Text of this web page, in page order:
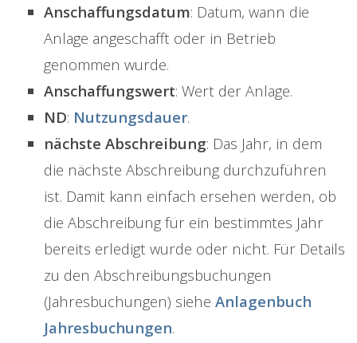
Anschaffungsdatum: Datum, wann die
Anlage angeschafft oder in Betrieb
genommen wurde.
Anschaffungswert: Wert der Anlage.
ND: Nutzungsdauer.
nächste Abschreibung: Das Jahr, in dem
die nächste Abschreibung durchzuführen
ist. Damit kann einfach ersehen werden, ob
die Abschreibung für ein bestimmtes Jahr
bereits erledigt wurde oder nicht. Für Details
zu den Abschreibungsbuchungen
(Jahresbuchungen) siehe Anlagenbuch
Jahresbuchungen.